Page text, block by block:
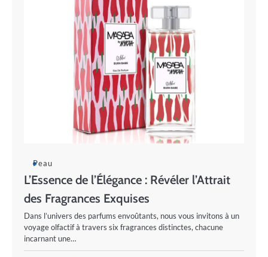
Peau
L’Essence de l’Élégance : Révéler l’Attrait
des Fragrances Exquises
Dans l’univers des parfums envoûtants, nous vous invitons à un
voyage olfactif à travers six fragrances distinctes, chacune
incarnant une…